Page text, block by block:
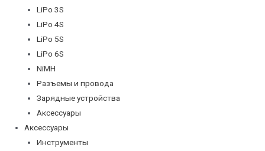
LiPo 3S
LiPo 4S
LiPo 5S
LiPo 6S
NiMH
Разъемы и провода
Зарядные устройства
Аксессуары
Аксессуары
Инструменты